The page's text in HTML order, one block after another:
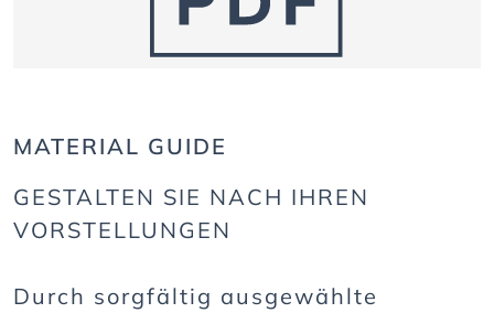
MATERIAL GUIDE
GESTALTEN SIE NACH IHREN
VORSTELLUNGEN
Durch sorgfältig ausgewählte